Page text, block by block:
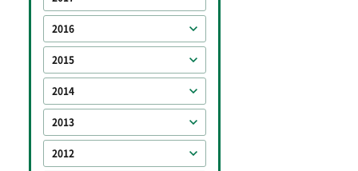
2016
2015
2014
2013
2012